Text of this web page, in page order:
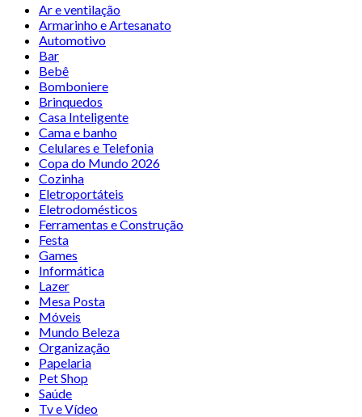
Ar e ventilação
Armarinho e Artesanato
Automotivo
Bar
Bebê
Bomboniere
Brinquedos
Casa Inteligente
Cama e banho
Celulares e Telefonia
Copa do Mundo 2026
Cozinha
Eletroportáteis
Eletrodomésticos
Ferramentas e Construção
Festa
Games
Informática
Lazer
Mesa Posta
Móveis
Mundo Beleza
Organização
Papelaria
Pet Shop
Saúde
Tv e Vídeo